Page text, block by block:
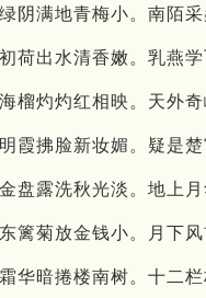
阴满地青梅小。南陌
荷出水清香嫩。乳燕
榴灼灼红相映。天外
霞拂脸新妆媚。疑是
盘露洗秋光淡。地上
篱菊放金钱小。月下
华暗捲楼南树。十二